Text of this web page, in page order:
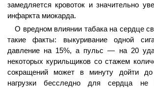
замедляется кровоток и значительно
инфаркта миокарда.
О вредном влиянии табака на сердце
такие факты: выкуривание одной
давление на 15%, а пульс — на 20
некоторых курильщиков со стажем
сокращений может в минуту дойти
нагрузки бесследно для сердца не